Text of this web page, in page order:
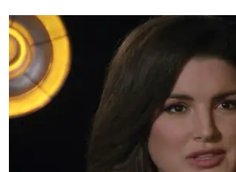
TESTES GENÉTICOS
NA ALIMENTAÇÃO
Com os avanços da genômica,
meio da saliva conseguem
relacionadas ao metabolismo e às